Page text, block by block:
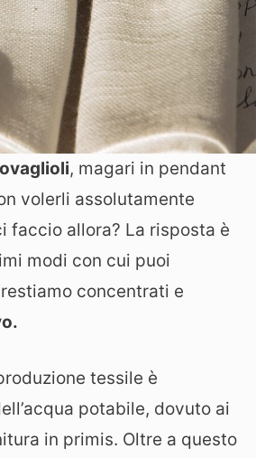
, magari in pendant
volerli assolutamente
faccio allora? La risposta è
modi con cui puoi
concentrati e
tessile è
potabile, dovuto ai
in primis. Oltre a questo